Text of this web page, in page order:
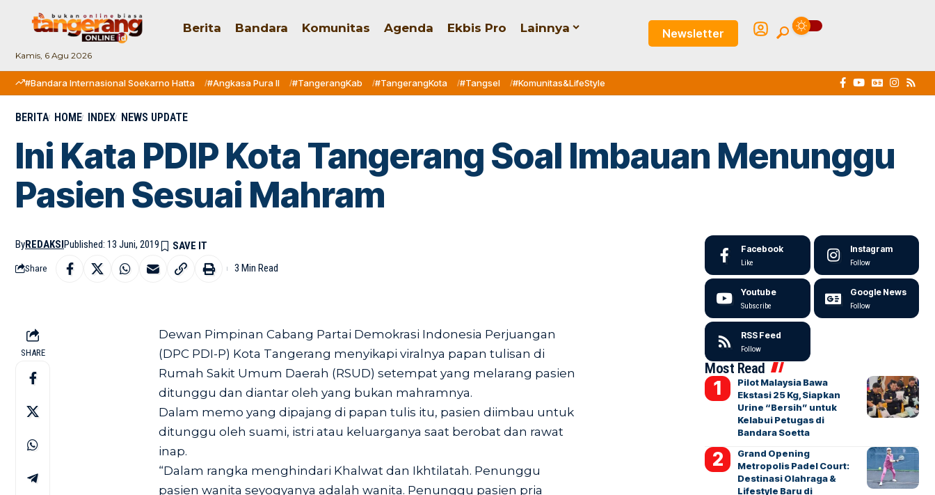
Kamis, 6 Agu 2026
Berita Bandara Komunitas Agenda Ekbis Pro Lainnya Newsletter
#Bandara Internasional Soekarno Hatta #Angkasa Pura II #TangerangKab #TangerangKota #Tangsel #Komunitas&LifeStyle
BERITA HOME INDEX NEWS UPDATE
Ini Kata PDIP Kota Tangerang Soal Imbauan Menunggu
Pasien Sesuai Mahram
ByREDAKSIPublished: 13 Juni, 2019
Share 3 Min Read
SHARE
Dewan Pimpinan Cabang Partai Demokrasi Indonesia Perjuangan
(DPC PDI-P) Kota Tangerang menyikapi viralnya papan tulisan di
Rumah Sakit Umum Daerah (RSUD) setempat yang melarang pasien
ditunggu dan diantar oleh yang bukan mahramnya.
Dalam memo yang dipajang di papan tulis itu, pasien diimbau untuk
ditunggu oleh suami, istri atau keluarganya saat berobat dan rawat
inap.
“Dalam rangka menghindari Khalwat dan Ikhtilatah. Penunggu
pasien wanita seyogyanya adalah wanita. Penunggu pasien pria
Facebook
Like
Instagram
Follow
Youtube
Subscribe
Google News
Follow
RSS Feed
Follow
Most Read
Pilot Malaysia Bawa
Ekstasi 25 Kg, Siapkan
Urine “Bersih” untuk
Kelabui Petugas di
Bandara Soetta
Grand Opening
Metropolis Padel Court:
Destinasi Olahraga &
Lifestyle Baru di